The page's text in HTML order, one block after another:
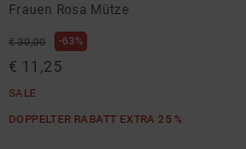
Frauen Rosa Mütze
€ 30,00 63%
€ 11,25
SALE
DOPPELTER RABATT EXTRA 25 %